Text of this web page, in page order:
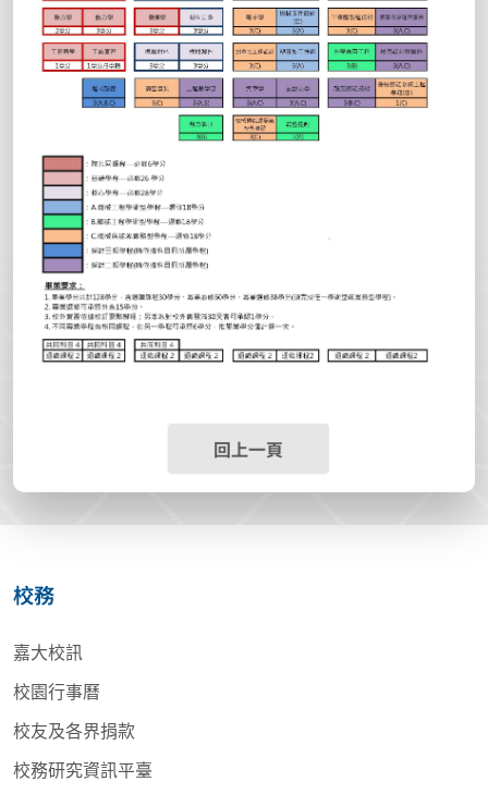
回上一頁
校務
嘉大校訊
校園行事曆
校友及各界捐款
校務研究資訊平臺